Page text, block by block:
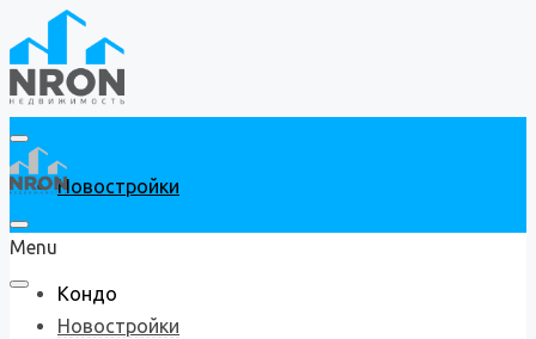
Новостройки
Кондо
Menu
Новостройки